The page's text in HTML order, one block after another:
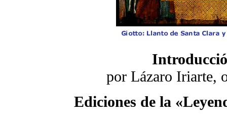
por Lázaro Iriarte,
Ediciones de la